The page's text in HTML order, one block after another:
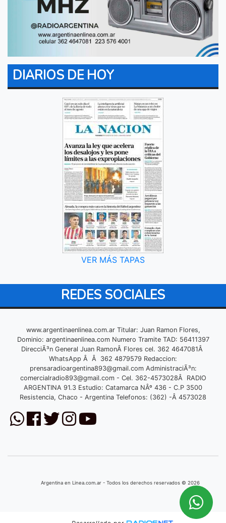
DIARIOS DE HOY
VER MÁS TAPAS
REDES SOCIALES
www.argentinaenlinea.com.ar Titular: Juan Ramon Flores,
Dominio: argentinaenlinea.com Numero Tramite TAD: 56411397
DirecciÃ³n General Juan RamonÂ Flores cel. 362 4647081Â
WhatsApp Â Â 362 4879579 Redaccion:
prensaradioargentina893@gmail.comAdministraciÃ³n:
comercialradio893@gmail.com- Cel. 362-4573028Â RADIO
ARGENTINA 91.3 Estudio: Catamarca NÂº 436 - C.P 3500
Resistencia, Chaco - Argentina Telefonos: (362) -Â 4573028
Argentina en Linea.com.ar - Todos los derechos reservados © 2026